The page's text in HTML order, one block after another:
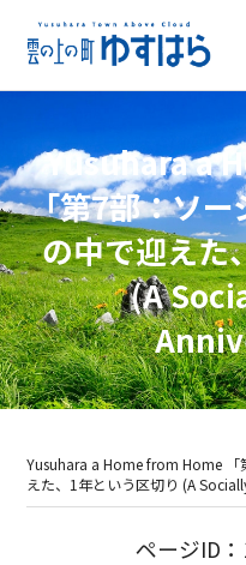
Yusuhara a
「第7部：ソー
の中で迎えた
(A
Yusuhara a Home from Home 「
えた、1年という区切り (A
ページID